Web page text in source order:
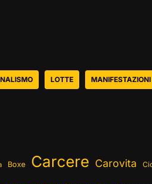
LOTTE MANIFESTAZIONI
Boxe Carcere Carovita